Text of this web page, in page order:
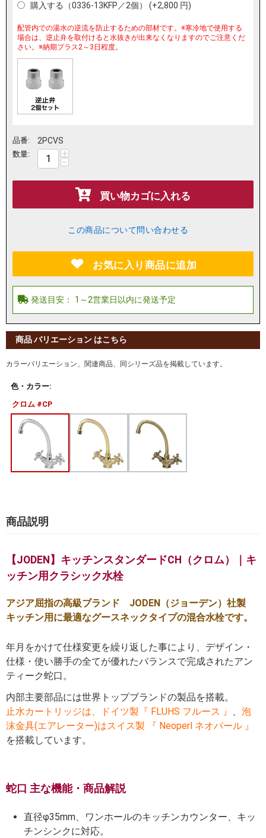
購入する（0336-13KFP／2個） (+2,800 円)
配管内での湯水の逆流を防止するための部材です。※寒冷地で使用する
場合は、逆止弁を取付けると水抜きが出来なくなりますのでご注意くだ
さい。※納期プラス2～3日程度。
品番: 2PCVS
数量: +
−
買い物カゴに入れる
この商品について問い合わせる
お気に入り商品に追加
商品 バリエーション はこちら
カラーバリエーション、関連商品、同シリーズ品を掲載しています。
色・カラー:
クロム #CP
商品説明
【JODEN】キッチンスタンダードCH（クロム）｜キ
ッチン用クラシック水栓
アジア屈指の高級ブランド JODEN（ジョーデン）社製
キッチン用に最適なグースネックタイプの混合水栓です。
年月をかけて仕様変更を繰り返した事により、デザイン・
仕様・使い勝手の全てが優れたバランスで完成されたアン
ティーク蛇口。
内部主要部品には世界トップブランドの製品を搭載。
止水カートリッジは、ドイツ製『 FLUHS フルース 』 、 泡
沫金具(エアレーター)はスイス製 『 Neoperl ネオパール 』
を搭載しています。
蛇口 主な機能・商品解説
直径φ35mm、ワンホールのキッチンカウンター、キッ
チンシンクに対応。